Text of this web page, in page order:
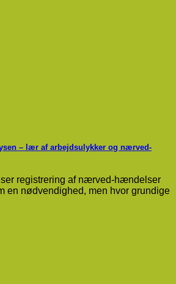
– lær af arbejdsulykker og nærved-
registrering af nærved-hændelser
en nødvendighed, men hvor grundige